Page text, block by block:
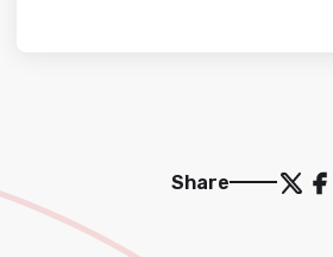
Share